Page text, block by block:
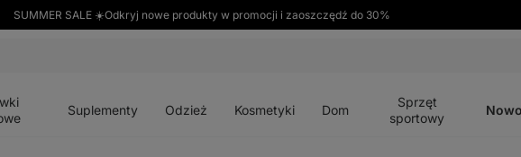
SUMMER SALE ☀️Odkryj nowe produkty w promocji i zaoszczędź do 30%
Suplementy Odzież Kosmetyki Dom
Sprzęt
sportowy